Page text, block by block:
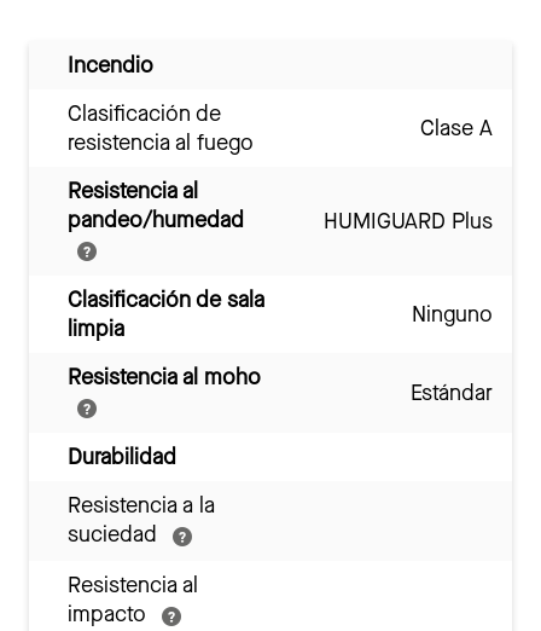
Incendio
Clasificación de
resistencia al fuego
Clase A
Resistencia al
pandeo/humedad
HUMIGUARD Plus
Clasificación de sala
limpia
Ninguno
Resistencia al moho
Estándar
Durabilidad
Resistencia a la
suciedad
Resistencia al
impacto